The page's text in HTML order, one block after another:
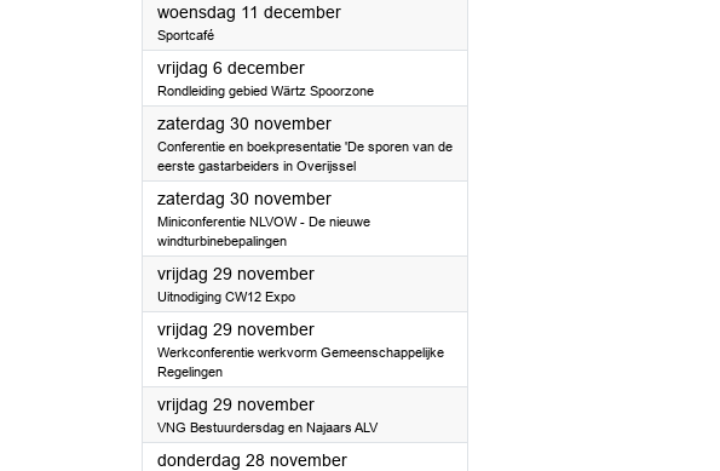
woensdag 11 december2024
Sportcafé
vrijdag 6 december2024
Rondleiding gebied Wärtz Spoorzone
zaterdag 30 november2024
Conferentie en boekpresentatie 'De sporen van de
eerste gastarbeiders in Overijssel
zaterdag 30 november2024
Miniconferentie NLVOW - De nieuwe
windturbinebepalingen
vrijdag 29 november2024
Uitnodiging CW12 Expo
vrijdag 29 november2024
Werkconferentie werkvorm Gemeenschappelijke
Regelingen
vrijdag 29 november2024
VNG Bestuurdersdag en Najaars ALV
donderdag 28 november2024